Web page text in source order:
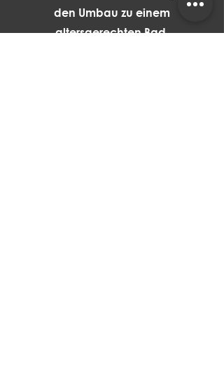
den Umbau zu einem
altersgerechten Bad.